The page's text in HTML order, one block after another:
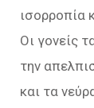
ισορροπία
Οι γονείς
την
και τα